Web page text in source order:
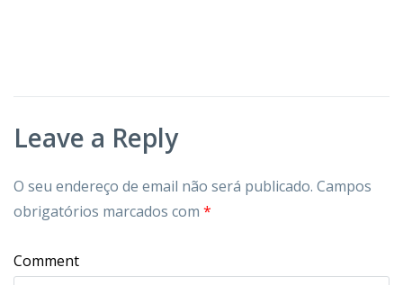
Leave a Reply
O seu endereço de email não será publicado. Campos
obrigatórios marcados com *
Comment